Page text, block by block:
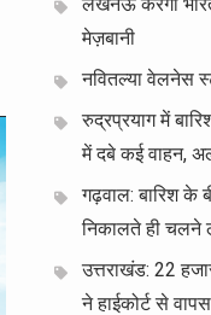
लखनऊ करेगा
मेज़बानी
नवितल्या वेलनेस
रुद्रप्रयाग में
में दबे कई वाहन,
गढ़वाल: बारिश के
निकालते ही चलने
उत्तराखंड: 22
ने हाईकोर्ट से